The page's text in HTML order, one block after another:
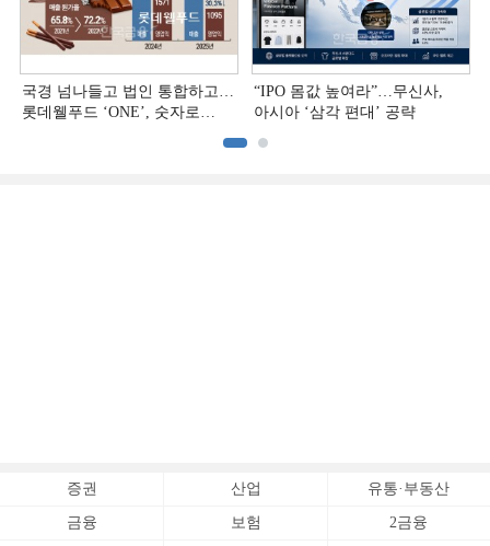
국경 넘나들고 법인 통합하고…
롯데웰푸드 ‘ONE’, 숫자로
“IPO 몸값 높여라”…무신사,
아시아 ‘삼각 편대’ 공략
증권 산업 유통·부동산
금융 보험 2금융